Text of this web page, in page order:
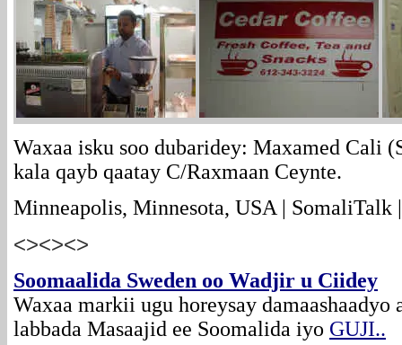
Waxaa isku soo dubaridey: Maxamed Cali
kala qayb qaatay C/Raxmaan Ceynte.
Minneapolis, Minnesota, USA | SomaliTalk
<><><>
Soomaalida Sweden oo Wadjir u Ciidey
Waxaa markii ugu horeysay
labbada Masaajid ee Soomalida iyo GUJI..